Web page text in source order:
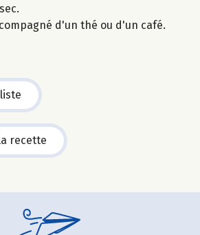
d'un thé ou d'un café.
recette